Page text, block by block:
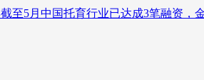
至5月中国托育行业已达成3笔融资，